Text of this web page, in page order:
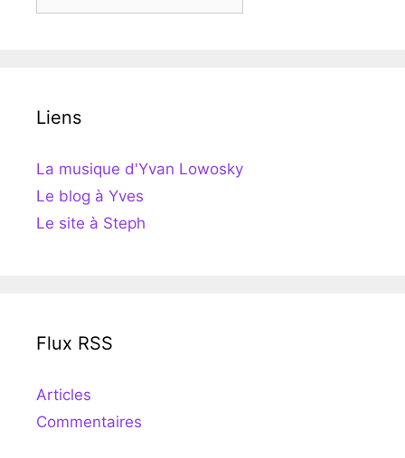
Liens
La musique d'Yvan Lowosky
Le blog à Yves
Le site à Steph
Flux RSS
Articles
Commentaires